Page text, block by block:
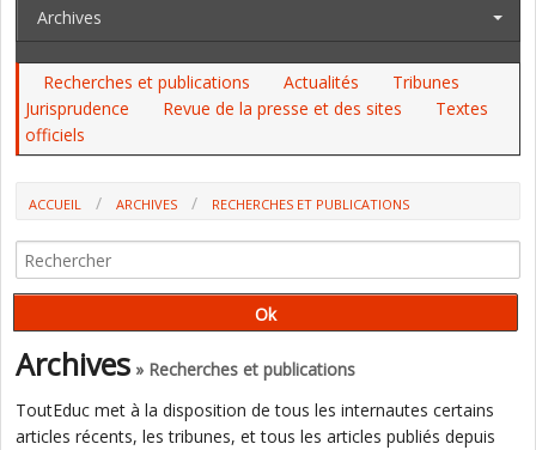
Archives
Recherches et publications Actualités
Tribunes
Jurisprudence
Revue de la presse et des sites
Textes
officiels
ACCUEIL ARCHIVES
RECHERCHES ET PUBLICATIONS
ÊTRE DÉCLARÉS (E. GENTAZ)
Archives » Recherches et publications
ToutEduc met à la disposition de tous les internautes certains
articles récents, les tribunes, et tous les articles publiés depuis